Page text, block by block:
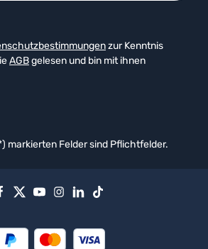
zur Kenntnis
AGBgelesen und bin mit ihnen
markierten Felder sind Pflichtfelder.